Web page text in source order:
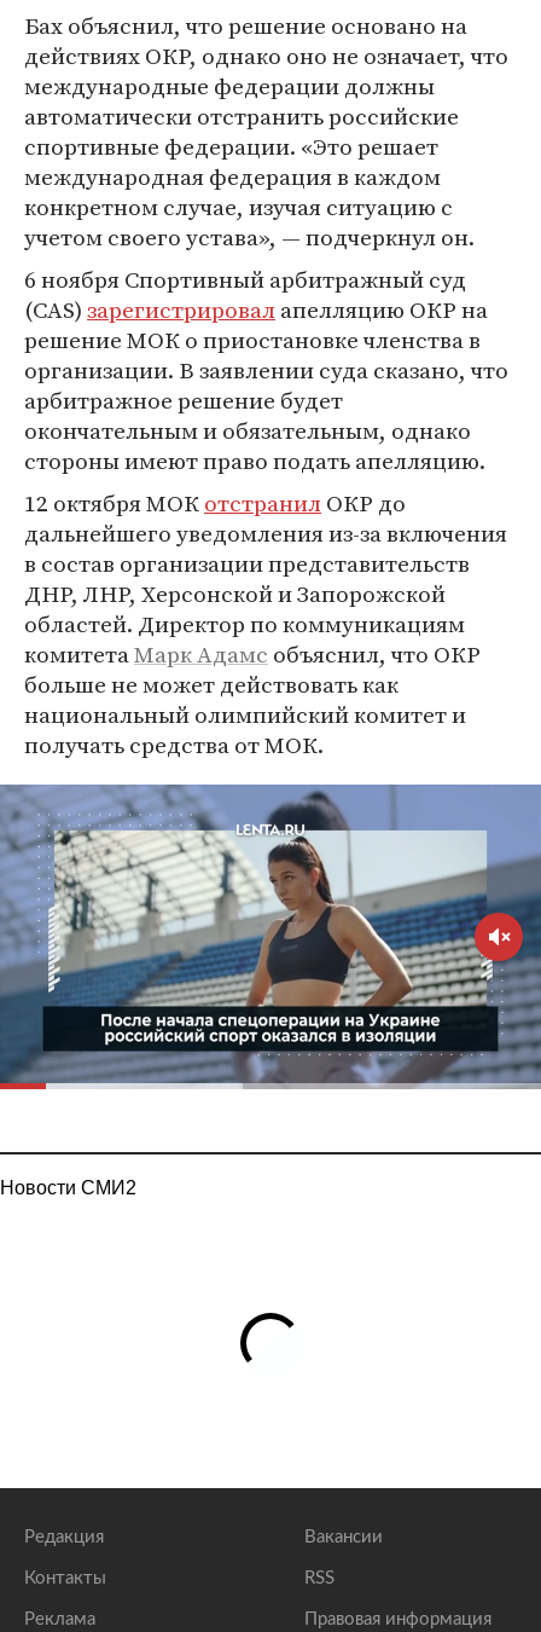
Бах объяснил, что решение основано на
действиях ОКР, однако оно не означает, что
международные федерации должны
автоматически отстранить российские
спортивные федерации. «Это решает
международная федерация в каждом
конкретном случае, изучая ситуацию с
учетом своего устава», — подчеркнул он.
6 ноября Спортивный арбитражный суд
(CAS)зарегистрировалапелляцию ОКР на
решение МОК о приостановке членства в
организации. В заявлении суда сказано, что
арбитражное решение будет
окончательным и обязательным, однако
стороны имеют право подать апелляцию.
12 октября МОКотстранилОКР до
дальнейшего уведомления из-за включения
в состав организации представительств
ДНР, ЛНР, Херсонской и Запорожской
областей. Директор по коммуникациям
комитетаМарк Адамс объяснил, что ОКР
больше не может действовать как
национальный олимпийский комитет и
получать средства от МОК.
Новости СМИ2
Редакция
Контакты
Реклама
Вакансии
RSS
Правовая информация